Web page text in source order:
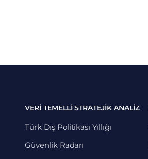
VERİ TEMELLİ STRATEJİK ANALİZ
Türk Dış Politikası Yıllığı
Güvenlik Radarı